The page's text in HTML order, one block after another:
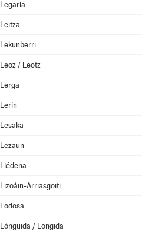
Legaria
Leitza
Lekunberri
Leoz / Leotz
Lerga
Lerín
Lesaka
Lezaun
Liédena
Lizoáin-Arriasgoiti
Lodosa
Lónguida / Longida